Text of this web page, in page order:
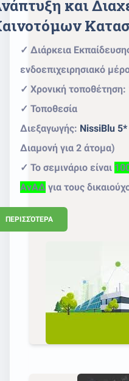
και
✓ Διάρκεια
ενδοεπιχειρησιακό
✓ Χρονική
✓ Τοποθεσία
Διεξαγωγής: NissiBlu 5*
Διαμονή για 2 άτομα)
✓ Το σεμινάριο είναι
ΑνΑΔ για τους
ΠΕΡΙΣΣΌΤΕΡΑ